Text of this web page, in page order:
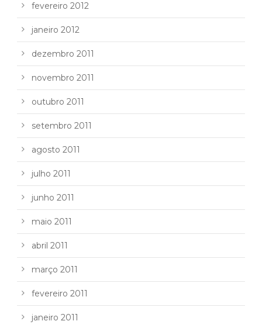
fevereiro 2012
janeiro 2012
dezembro 2011
novembro 2011
outubro 2011
setembro 2011
agosto 2011
julho 2011
junho 2011
maio 2011
abril 2011
março 2011
fevereiro 2011
janeiro 2011